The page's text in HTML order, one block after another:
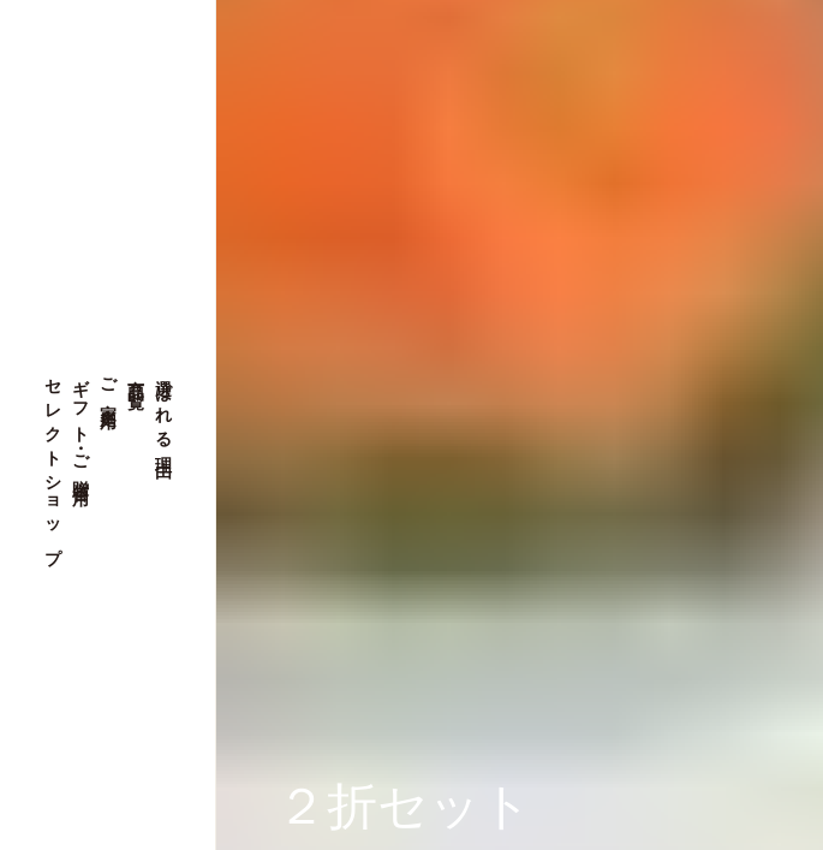
選ばれる理由
商品一覧
ご家庭用
ギフト・ご贈答用
セレクトショップ
２折セット